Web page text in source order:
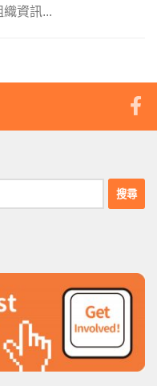
資訊...